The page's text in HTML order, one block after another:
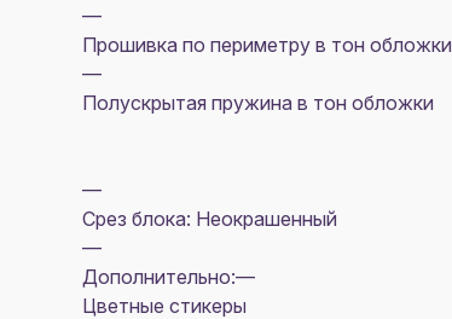
—
Прошивка по периметру в тон обложки
—
Полускрытая пружина в тон обложки
—
Срез блока: Неокрашенный
—
Дополнительно:—
Цветные стикеры